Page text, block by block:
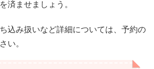
済ませましょう。
込み扱いなど詳細については、予約の
い。